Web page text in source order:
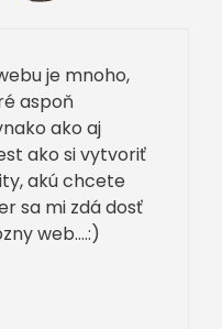
je mnoho,
aspoň
ako aj
ako si vytvoriť
akú chcete
sa mi zdá dosť
web….:)